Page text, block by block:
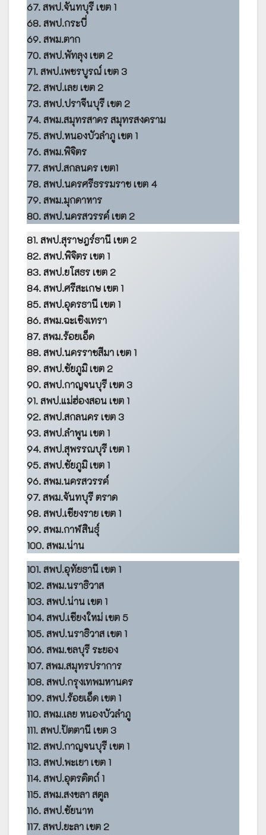
67. สพป.จันทบุรี เขต 1
68. สพป.กระบี่
69. สพม.ตาก
70. สพป.พัทลุง เขต 2
71. สพป.เพชรบูรณ์ เขต 3
72. สพป.เลย เขต 2
73. สพป.ปราจีนบุรี เขต 2
74. สพม.สมุทรสาคร สมุทรสงคราม
75. สพป.หนองบัวลำภู เขต 1
76. สพม.พิจิตร
77. สพป.สกลนคร เขต1
78. สพป.นครศรีธรรมราช เขต 4
79. สพม.มุกดาหาร
80. สพป.นครสวรรค์ เขต 2
81. สพป.สุราษฎร์ธานี เขต 2
82. สพป.พิจิตร เขต 1
83. สพป.ยโสธร เขต 2
84. สพป.ศรีสะเกษ เขต 1
85. สพป.อุดรธานี เขต 1
86. สพม.ฉะเชิงเทรา
87. สพม.ร้อยเอ็ด
88. สพป.นครราชสีมา เขต 1
89. สพป.ชัยภูมิ เขต 2
90. สพป.กาญจนบุรี เขต 3
91. สพป.แม่ฮ่องสอน เขต 1
92. สพป.สกลนคร เขต 3
93. สพป.ลำพูน เขต 1
94. สพป.สุพรรณบุรี เขต 1
95. สพป.ชัยภูมิ เขต 1
96. สพม.นครสวรรค์
97. สพม.จันทบุรี ตราด
98. สพป.เชียงราย เขต 1
99. สพม.กาฬสินธุ์
100. สพม.น่าน
101. สพป.อุทัยธานี เขต 1
102. สพม.นราธิวาส
103. สพป.น่าน เขต 1
104. สพป.เชียงใหม่ เขต 5
105. สพป.นราธิวาส เขต 1
106. สพม.ชลบุรี ระยอง
107. สพม.สมุทรปราการ
108. สพป.กรุงเทพมหานคร
109. สพป.ร้อยเอ็ด เขต 1
110. สพม.เลย หนองบัวลำภู
111. สพป.ปัตตานี เขต 3
112. สพป.กาญจนบุรี เขต 1
113. สพป.พะเยา เขต 1
114. สพป.อุตรดิตถ์ 1
115. สพม.สงขลา สตูล
116. สพป.ชัยนาท
117. สพป.ยะลา เขต 2